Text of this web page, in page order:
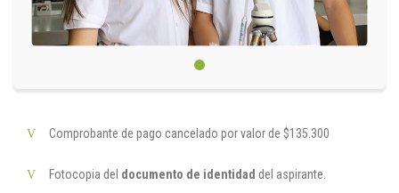
Comprobante de pago cancelado por valor de $135.300
Fotocopia del documento de identidad del aspirante.
+574 460 07 07
Cl 42 C 86-17